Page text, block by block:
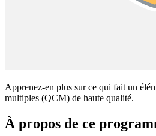
Apprenez-en plus sur ce qui fait un
multiples (QCM) de haute qualité.
À propos de ce